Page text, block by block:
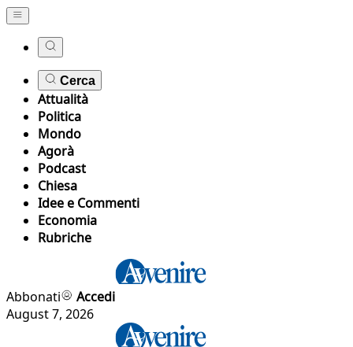
Cerca
Attualità
Politica
Mondo
Agorà
Podcast
Chiesa
Idee e Commenti
Economia
Rubriche
Abbonati
Accedi
August 7, 2026